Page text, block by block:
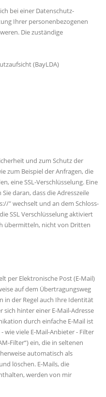
bei einer Datenschutz-
Ihrer personenbezogenen
Die zuständige
(BayLDA)
und zum Schutz der
zum Beispiel der Anfragen, die
eine SSL-Verschlüsselung. Eine
daran, dass die Adresszeile
" wechselt und an dem Schloss-
SSL Verschlüsselung aktiviert
übermitteln, nicht von Dritten
per Elektronische Post (E-Mail)
auf dem Übertragungsweg
in der Regel auch Ihre Identität
hinter einer E-Mail-Adresse
durch einfache E-Mail ist
wie viele E-Mail-Anbieter - Filter
Filter“) ein, die in seltenen
automatisch als
löschen. E-Mails, die
werden von mir